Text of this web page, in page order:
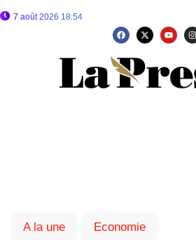
7 août 2026 18:54
A la une Economie